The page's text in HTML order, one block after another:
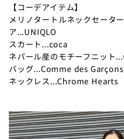
【コーデアイテム】
メリノタートルネックセータ
ア...UNIQLO
スカート...coca
ネパール産のモチーフニット
バッグ...Comme des Garçons
ネックレス...Chrome Hearts